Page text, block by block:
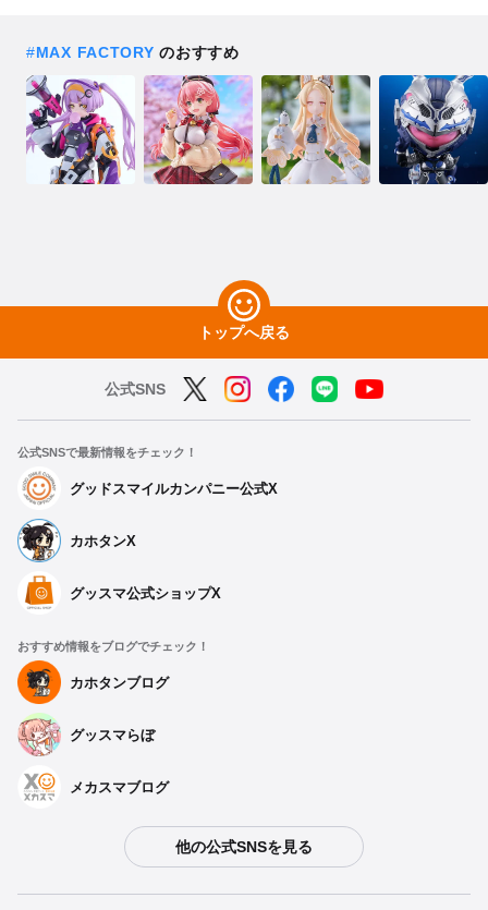
PLAMAX MF-101 Rider's portrait Honda Rebel
1100 ラベンダー
#MAX FACTORY のおすすめ
トップへ戻る
公式SNS
公式SNSで最新情報をチェック！
グッドスマイルカンパニー公式X
カホタンX
グッスマ公式ショップX
おすすめ情報をブログでチェック！
カホタンブログ
グッスマらぼ
メカスマブログ
他の公式SNSを見る